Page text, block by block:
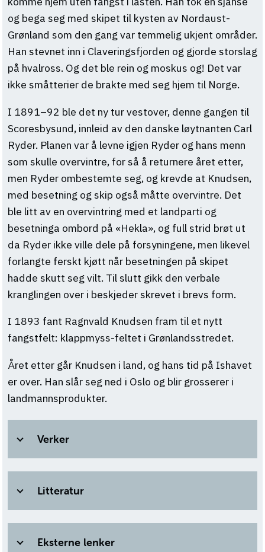
og bega seg med skipet til kysten av Nordaust-
Grønland som den gang var temmelig ukjent områder.
Han stevnet inn i Claveringsfjorden og gjorde storslag
på hvalross. Og det ble rein og moskus og! Det var
ikke småtterier de brakte med seg hjem til Norge.
I 1891–92 ble det ny tur vestover, denne gangen til
Scoresbysund, innleid av den danske løytnanten Carl
Ryder. Planen var å levne igjen Ryder og hans menn
som skulle overvintre, for så å returnere året etter,
men Ryder ombestemte seg, og krevde at Knudsen,
med besetning og skip også måtte overvintre. Det
ble litt av en overvintring med et landparti og
besetninga ombord på «Hekla», og full strid brøt ut
da Ryder ikke ville dele på forsyningene, men likevel
forlangte ferskt kjøtt når besetningen på skipet
hadde skutt seg vilt. Til slutt gikk den verbale
kranglingen over i beskjeder skrevet i brevs form.
I 1893 fant Ragnvald Knudsen fram til et nytt
fangstfelt: klappmyss-feltet i Grønlandsstredet.
Året etter går Knudsen i land, og hans tid på Ishavet
er over. Han slår seg ned i Oslo og blir grosserer i
landmannsprodukter.
Verker
Litteratur
Eksterne lenker